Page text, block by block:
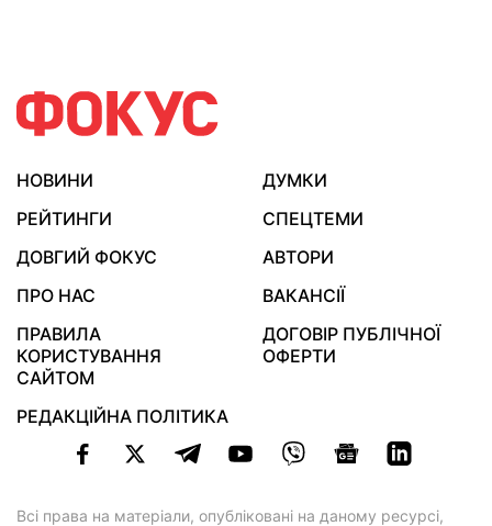
НОВИНИ
ДУМКИ
РЕЙТИНГИ
СПЕЦТЕМИ
ДОВГИЙ ФОКУС
АВТОРИ
ПРО НАС
ВАКАНСІЇ
ПРАВИЛА
КОРИСТУВАННЯ
САЙТОМ
ДОГОВІР ПУБЛІЧНОЇ
ОФЕРТИ
РЕДАКЦІЙНА ПОЛІТИКА
Всі права на матеріали, опубліковані на даному ресурсі,